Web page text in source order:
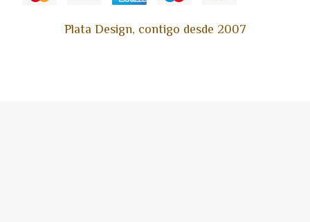
Plata Design, contigo desde 2007